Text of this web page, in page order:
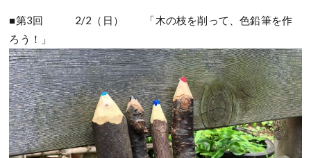
■第3回 2/2（日） 「木の枝を削って、色鉛筆を作
ろう！」